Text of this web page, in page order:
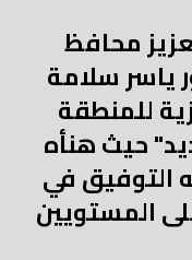
محافظ
ياسر سلامة
للمنطقة
حيث هنأه
التوفيق في
المستويين